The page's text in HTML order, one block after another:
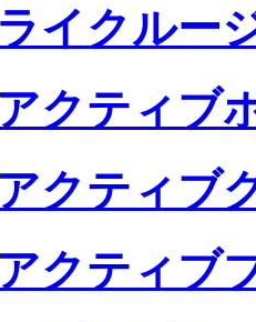
イクルー
クティブ
クティブ
クティブ